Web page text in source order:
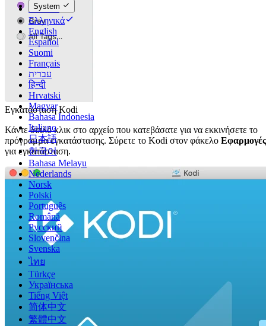
Deutsch
Ελληνικά
English
Español
Suomi
Français
עברית
हिन्दी
Hrvatski
Magyar
Bahasa Indonesia
Italiano
日本語
한국어
Bahasa Melayu
Nederlands
Norsk
Polski
Português
Română
Русский
Slovenčina
Svenska
ไทย
Türkçe
Українська
Tiếng Việt
简体中文
繁體中文
System
Εγκατάσταση Kodi
Κάντε διπλό κλικ στο αρχείο που κατεβάσατε για να εκκινήσετε το
πρόγραμμα εγκατάστασης. Σύρετε το Kodi στον φάκελο Εφαρμογές
για εγκατάσταση.